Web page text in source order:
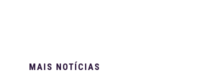
MAIS NOTÍCIAS